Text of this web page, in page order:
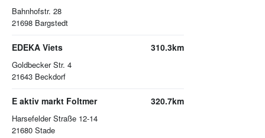
Bahnhofstr. 28
21698 Bargstedt
EDEKA Viets
Goldbecker Str. 4
21643 Beckdorf
310.3km
E aktiv markt Foltmer
Harsefelder Straße 12-14
21680 Stade
320.7km